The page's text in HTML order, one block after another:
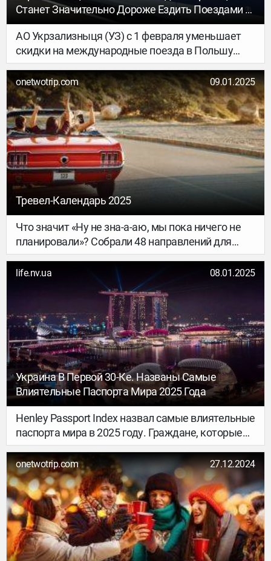
Станет Значительно Дороже Ездить Поездами В
Некоторые Соседние Страны
АО Укрзализныця (УЗ) с 1 февраля уменьшает
скидки на международные поезда в Польшу
и Венгрию, таким образом стоимость билетов
по этим направлениям значительно подорожает.
onetwotrip.com 09.01.2025
Тревел-Календарь 2025
Что значит «Ну не зна-а-аю, мы пока ничего не
планировали»? Собрали 48 направлений для
путешествий в 2025 году — по четыре на каждый
месяц, учли сезонность и всякие локальные
развлечения. И даже ссылки на билеты и отели
оставили, чтобы вы точно запланировали
поездку. Ловите тревел-календарь и
вдохновляйтесь на путешествия!
life.nv.ua 08.01.2025
Украина В Первой 30-Ке. Названы Самые
Влиятельные Паспорта Мира 2025 Года
Henley Passport Index назвал самые влиятельные
паспорта мира в 2025 году. Граждане, которые
обладают ими, имеют возможность
путешествовать по странам без дополнительных
виз.
onetwotrip.com 27.12.2024